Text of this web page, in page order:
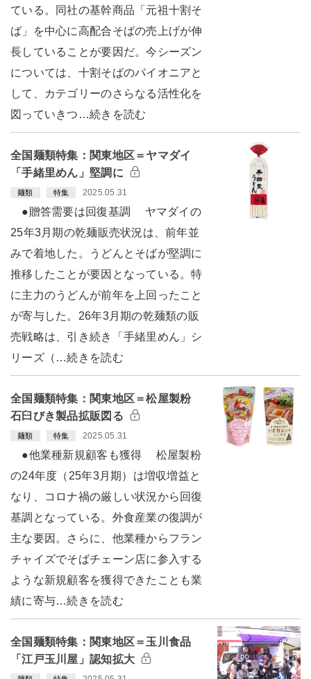
ている。同社の基幹商品「元祖十割そ
ば」を中心に高配合そばの売上げが伸
長していることが要因だ。今シーズン
については、十割そばのパイオニアと
して、カテゴリーのさらなる活性化を
図っていきつ…続きを読む
全国麺類特集：関東地区＝ヤマダイ
「手緒里めん」堅調に
麺類 特集 2025.05.31
●贈答需要は回復基調 ヤマダイの
25年3月期の乾麺販売状況は、前年並
みで着地した。うどんとそばが堅調に
推移したことが要因となっている。特
に主力のうどんが前年を上回ったこと
が寄与した。26年3月期の乾麺類の販
売戦略は、引き続き「手緒里めん」シ
リーズ（…続きを読む
全国麺類特集：関東地区＝松屋製粉
石臼びき製品拡販図る
麺類 特集 2025.05.31
●他業種新規顧客も獲得 松屋製粉
の24年度（25年3月期）は増収増益と
なり、コロナ禍の厳しい状況から回復
基調となっている。外食産業の復調が
主な要因。さらに、他業種からフラン
チャイズでそばチェーン店に参入する
ような新規顧客を獲得できたことも業
績に寄与…続きを読む
全国麺類特集：関東地区＝玉川食品
「江戸玉川屋」認知拡大